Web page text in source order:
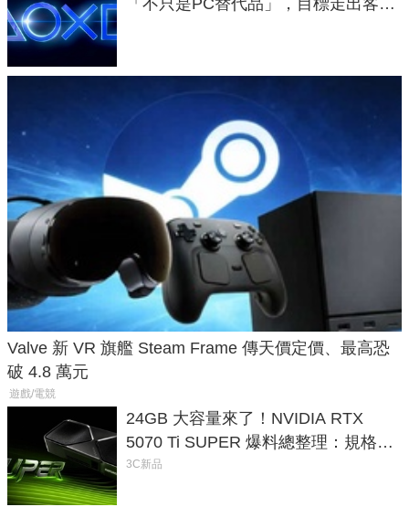
Valve 新 VR 旗艦 Steam Frame 傳天價定價、最高恐
破 4.8 萬元
遊戲/電競
24GB 大容量來了！NVIDIA RTX
5070 Ti SUPER 爆料總整理：規格、
功耗、上市時間
3C新品